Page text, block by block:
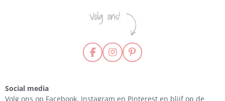
F
a
I
n
P
i
Social media
Volg ons op Facebook, Instagram en Pinterest en blijf op de